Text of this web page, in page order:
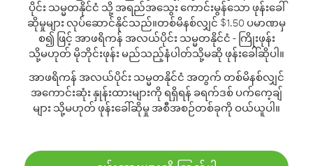
ပိုင်း သမ္မတနိုင်ငံ သို့ အရည်အသွေး ကောင်းမွန်သော ဖုန်းခေါ်
ဆိုမှုများ လုပ်ဆောင်နိုင်သည်။တစ်မိနစ်လျှင် $1.50 ပမာဏမှ
စ၍ ဖြင့် အာဖရိကန် အလယ်ပိုင်း သမ္မတနိုင်ငံ - ကြိုးဖုန်း
သို့မဟုတ် မိုဘိုင်းဖုန်း မည်သည့်နံပါတ်သို့မဆို ဖုန်းခေါ်ဆိုပါ။
အာဖရိကန် အလယ်ပိုင်း သမ္မတနိုင်ငံ အတွက် တစ်မိနစ်လျှင်
အကောင်းဆုံး နှုန်းထားများကို ရရှိရန် ခရက်ဒစ် ပက်ကေ့ချ်
များ သို့မဟုတ် ဖုန်းခေါ်ဆိုမှု အစီအစဉ်တစ်ခုကို ဝယ်ယူပါ။